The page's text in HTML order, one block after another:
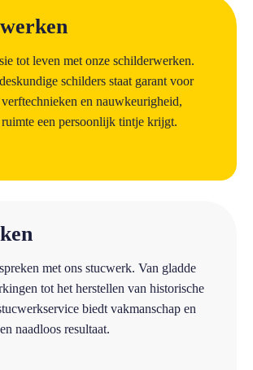
tot leven met onze schilderwerken.
schilders staat garant voor
en nauwkeurigheid,
een persoonlijk tintje krijgt.
met ons stucwerk. Van gladde
tot het herstellen van historische
biedt vakmanschap en
naadloos resultaat.